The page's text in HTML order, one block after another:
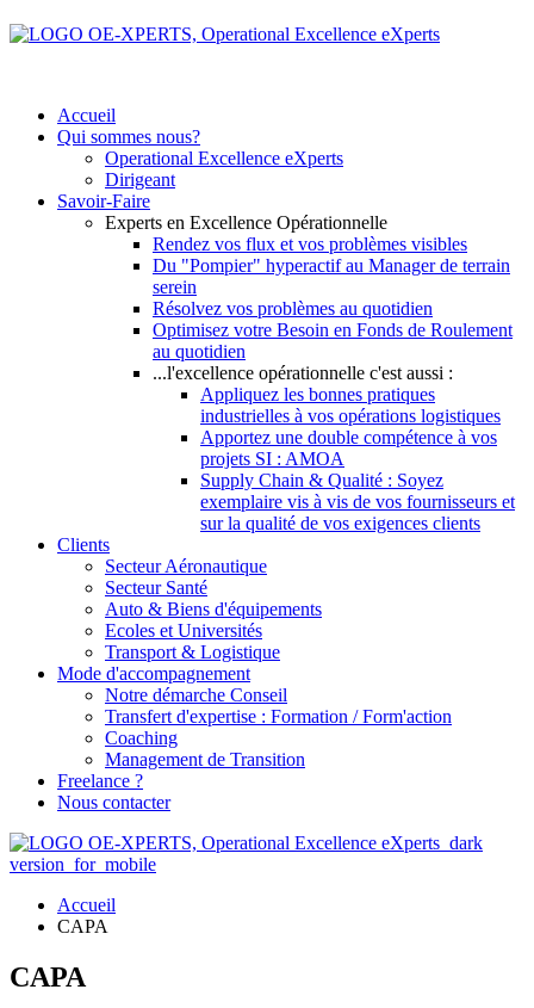
Accueil
Qui sommes nous?
Operational Excellence eXperts
Dirigeant
Savoir-Faire
Experts en Excellence Opérationnelle
Rendez vos flux et vos problèmes visibles
Du "Pompier" hyperactif au Manager de terrain
serein
Résolvez vos problèmes au quotidien
Optimisez votre Besoin en Fonds de Roulement
au quotidien
...l'excellence opérationnelle c'est aussi :
Appliquez les bonnes pratiques
industrielles à vos opérations logistiques
Apportez une double compétence à vos
projets SI : AMOA
Supply Chain & Qualité : Soyez
exemplaire vis à vis de vos fournisseurs et
sur la qualité de vos exigences clients
Clients
Secteur Aéronautique
Secteur Santé
Auto & Biens d'équipements
Ecoles et Universités
Transport & Logistique
Mode d'accompagnement
Notre démarche Conseil
Transfert d'expertise : Formation / Form'action
Coaching
Management de Transition
Freelance ?
Nous contacter
Accueil
CAPA
CAPA